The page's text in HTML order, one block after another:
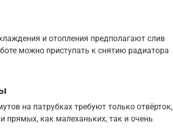
и отопления предполагают слив
можно приступать к снятию радиатора
на патрубках требуют только отвёрток,
прямых, как малеханьких, так и очень